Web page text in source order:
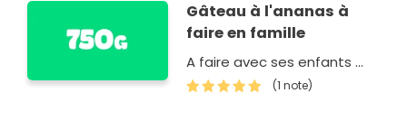
Gâteau à l'ananas à
faire en famille
A faire avec ses enfants ...
(1 note)